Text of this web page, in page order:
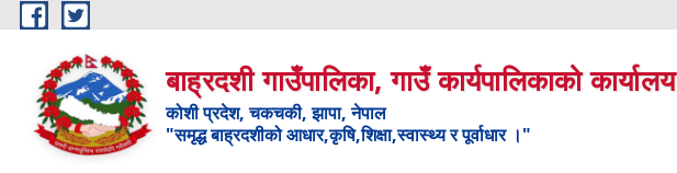
Skip to main content
बाह्रदशी गाउँपालिका, गाउँ कार्यपालिकाको कार्यालय
कोशी प्रदेश, चकचकी, झापा, नेपाल
"समृद्ध बाह्रदशीको आधार,कृषि,शिक्षा,स्वास्थ्य र पूर्वाधार ।"